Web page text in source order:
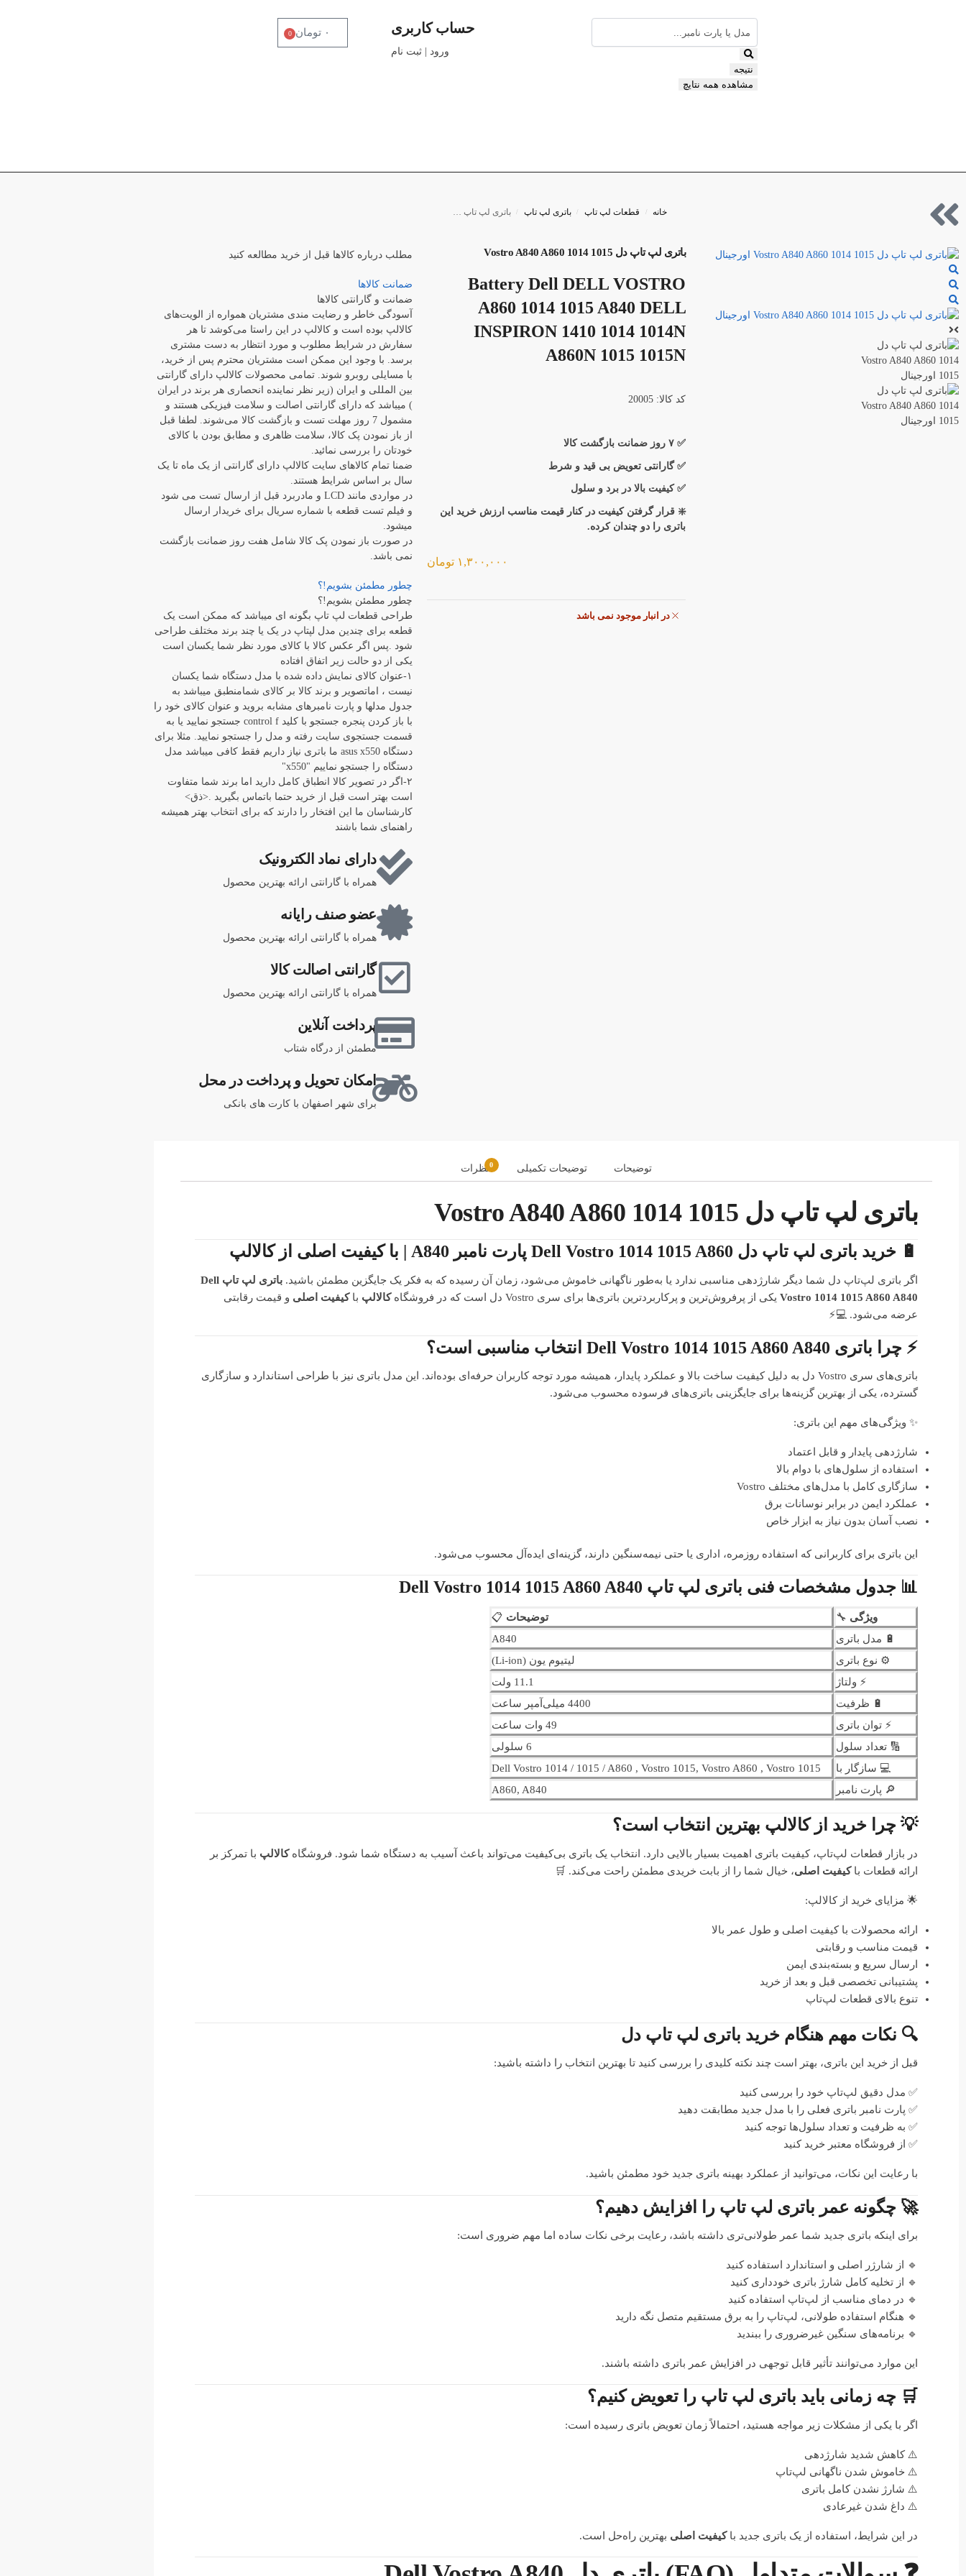
نتیجه
مشاهده همه نتایچ
حساب کاربری
ورود | ثبت نام
۰ تومان 0
خانه / قطعات لپ تاپ / باتری لپ تاپ / باتری لپ تاپ دل Vostro A840 A860 1014 1015
باتری لپ تاپ دل Vostro A840 A860 1014 1015
Battery Dell DELL VOSTRO
A860 1014 1015 A840 DELL
INSPIRON 1410 1014 1014N
A860N 1015 1015N
کد کالا: 20005
✅ ۷ روز ضمانت بازگشت کالا
✅ گارانتی تعویض بی قید و شرط
✅ کیفیت بالا در برد و سلول
❇️ قرار گرفتن کیفیت در کنار قیمت مناسب ارزش خرید این
باتری را دو چندان کرده.
۱,۳۰۰,۰۰۰ تومان
در انبار موجود نمی باشد
مطلب درباره کالاها قبل از خرید مطالعه کنید
ضمانت کالاها
ضمانت و گارانتی کالاها
آسودگی خاطر و رضایت مندی مشتریان همواره از الویت‏‌های
کالالپ بوده است و کالالپ در این راستا می‏‌کوشد تا هر
سفارش در شرایط مطلوب و مورد انتظار به دست مشتری
برسد. با وجود این ممکن است مشتریان محترم پس از خرید،
با مسایلی روبرو شوند. تمامی محصولات کالالپ دارای گارانتی
بین المللی و ایران (زیر نظر نماینده انحصاری هر برند در ایران
) میباشد که دارای گارانتی اصالت و سلامت فیزیکی هستند و
مشمول 7 روز مهلت تست و بازگشت کالا می‌شوند. لطفا قبل
از باز نمودن پک کالا، سلامت ظاهری و مطابق بودن با کالای
خودتان را بررسی نمائید.
ضمنا تمام کالاهای سایت کالالپ دارای گارانتی از یک ماه تا یک
سال بر اساس شرایط هستند.
در مواردی مانند LCD و مادربرد قبل از ارسال تست می شود
و فیلم تست قطعه با شماره سریال برای خریدار ارسال
میشود.
در صورت باز نمودن پک کالا شامل هفت روز ضمانت بازگشت
نمی باشد.
چطور مطمئن بشویم!؟
چطور مطمئن بشویم!؟
طراحی قطعات لپ تاپ بگونه ای میباشد که ممکن است یک
قطعه برای چندین مدل لپتاپ در یک یا چند برند مختلف طراحی
شود .پس اگر عکس کالا با کالای مورد نظر شما یکسان است
یکی از دو حالت زیر اتفاق افتاده
۱-عنوان کالای نمایش داده شده با مدل دستگاه شما یکسان
نیست ، اماتصویر و برند کالا بر کالای شمامنطبق میباشد به
جدول مدلها و پارت نامبرهای مشابه بروید و عنوان کالای خود را
با باز کردن پنجره جستجو با کلید control f جستجو نمایید یا به
قسمت جستجوی سایت رفته و مدل را جستجو نمایید. مثلا برای
دستگاه asus x550 ما باتری نیاز داریم فقط کافی میباشد مدل
دستگاه را جستجو نماییم "x550"
۲-اگر در تصویر کالا انطباق کامل دارید اما برند شما متفاوت
است بهتر است قبل از خرید حتما باتماس بگیرید .<ذق>
کارشناسان ما این افتخار را دارند که برای انتخاب بهتر همیشه
راهنمای شما باشند
دارای نماد الکترونیک
همراه با گارانتی ارائه بهترین محصول
عضو صنف رایانه
همراه با گارانتی ارائه بهترین محصول
گارانتی اصالت کالا
همراه با گارانتی ارائه بهترین محصول
پرداخت آنلاین
مطمئن از درگاه شتاب
امکان تحویل و پرداخت در محل
برای شهر اصفهان با کارت های بانکی
توضیحات توضیحات تکمیلی نظرات0
باتری لپ تاپ دل Vostro A840 A860 1014 1015
🔋 خرید باتری لپ تاپ دل Dell Vostro 1014 1015 A860 پارت نامبر A840 | با کیفیت اصلی از کالالپ
اگر باتری لپ‌تاپ دل شما دیگر شارژدهی مناسبی ندارد یا به‌طور ناگهانی خاموش می‌شود، زمان آن رسیده که به فکر یک جایگزین مطمئن باشید.
باتری لپ تاپ Dell
Vostro 1014 1015 A860 A840یکی از پرفروش‌ترین و پرکاربردترین باتری‌ها برای سری Vostro دل است که در فروشگاه کالالپ باکیفیت اصلی و قیمت رقابتی
عرضه می‌شود. 💻⚡
⚡ چرا باتری Dell Vostro 1014 1015 A860 A840 انتخاب مناسبی است؟
باتری‌های سری Vostro دل به دلیل کیفیت ساخت بالا و عملکرد پایدار، همیشه مورد توجه کاربران حرفه‌ای بوده‌اند. این مدل باتری نیز با طراحی استاندارد و سازگاری
گسترده، یکی از بهترین گزینه‌ها برای جایگزینی باتری‌های فرسوده محسوب می‌شود.
✨ ویژگی‌های مهم این باتری:
شارژدهی پایدار و قابل اعتماد
استفاده از سلول‌های با دوام بالا
سازگاری کامل با مدل‌های مختلف Vostro
عملکرد ایمن در برابر نوسانات برق
نصب آسان بدون نیاز به ابزار خاص
این باتری برای کاربرانی که استفاده روزمره، اداری یا حتی نیمه‌سنگین دارند، گزینه‌ای ایده‌آل محسوب می‌شود.
📊 جدول مشخصات فنی باتری لپ تاپ Dell Vostro 1014 1015 A860 A840
ویژگی 🔧 توضیحات 📋
🔋 مدل باتری
A840
⚙️ نوع باتری
لیتیوم یون (Li-ion)
⚡ ولتاژ
11.1 ولت
🔋 ظرفیت
4400 میلی‌آمپر ساعت
⚡ توان باتری
49 وات ساعت
🔢 تعداد سلول
6 سلولی
💻 سازگار با
Dell Vostro 1014 / 1015 / A860 , Vostro 1015, Vostro A860 , Vostro 1015
🔎 پارت نامبر
A860, A840
💡 چرا خرید از کالالپ بهترین انتخاب است؟
در بازار قطعات لپ‌تاپ، کیفیت باتری اهمیت بسیار بالایی دارد. انتخاب یک باتری بی‌کیفیت می‌تواند باعث آسیب به دستگاه شما شود. فروشگاهکالالپ با تمرکز بر
ارائه قطعات باکیفیت اصلی، خیال شما را از بابت خریدی مطمئن راحت می‌کند. 🛒
🌟 مزایای خرید از کالالپ:
ارائه محصولات با کیفیت اصلی و طول عمر بالا
قیمت مناسب و رقابتی
ارسال سریع و بسته‌بندی ایمن
پشتیبانی تخصصی قبل و بعد از خرید
تنوع بالای قطعات لپ‌تاپ
🔍 نکات مهم هنگام خرید باتری لپ تاپ دل
قبل از خرید این باتری، بهتر است چند نکته کلیدی را بررسی کنید تا بهترین انتخاب را داشته باشید:
✅ مدل دقیق لپ‌تاپ خود را بررسی کنید
✅ پارت نامبر باتری فعلی را با مدل جدید مطابقت دهید
✅ به ظرفیت و تعداد سلول‌ها توجه کنید
✅ از فروشگاه معتبر خرید کنید
با رعایت این نکات، می‌توانید از عملکرد بهینه باتری جدید خود مطمئن باشید.
🚀 چگونه عمر باتری لپ تاپ را افزایش دهیم؟
برای اینکه باتری جدید شما عمر طولانی‌تری داشته باشد، رعایت برخی نکات ساده اما مهم ضروری است:
🔹 از شارژر اصلی و استاندارد استفاده کنید
🔹 از تخلیه کامل شارژ باتری خودداری کنید
🔹 در دمای مناسب از لپ‌تاپ استفاده کنید
🔹 هنگام استفاده طولانی، لپ‌تاپ را به برق مستقیم متصل نگه دارید
🔹 برنامه‌های سنگین غیرضروری را ببندید
این موارد می‌توانند تأثیر قابل توجهی در افزایش عمر باتری داشته باشند.
🛒 چه زمانی باید باتری لپ تاپ را تعویض کنیم؟
اگر با یکی از مشکلات زیر مواجه هستید، احتمالاً زمان تعویض باتری رسیده است:
⚠️ کاهش شدید شارژدهی
⚠️ خاموش شدن ناگهانی لپ‌تاپ
⚠️ شارژ نشدن کامل باتری
⚠️ داغ شدن غیرعادی
در این شرایط، استفاده از یک باتری جدید باکیفیت اصلی بهترین راه‌حل است.